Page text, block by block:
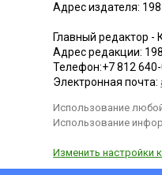
Адрес издателя:
Главный редактор
Адрес редакции:
Телефон:+7 812
Электронная почта:
Использование
Использование
Изменить настройки